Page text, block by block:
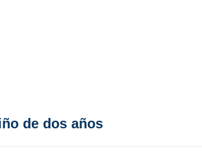
de dos años